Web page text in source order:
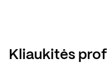
Kliaukitės